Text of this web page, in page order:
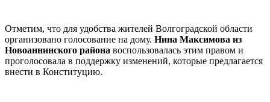
Отметим, что для удобства жителей Волгоградской области
организовано голосование на дому. Нина Максимова из
Новоаннинского района воспользовалась этим правом и
проголосовала в поддержку изменений, которые предлагается
внести в Конституцию.